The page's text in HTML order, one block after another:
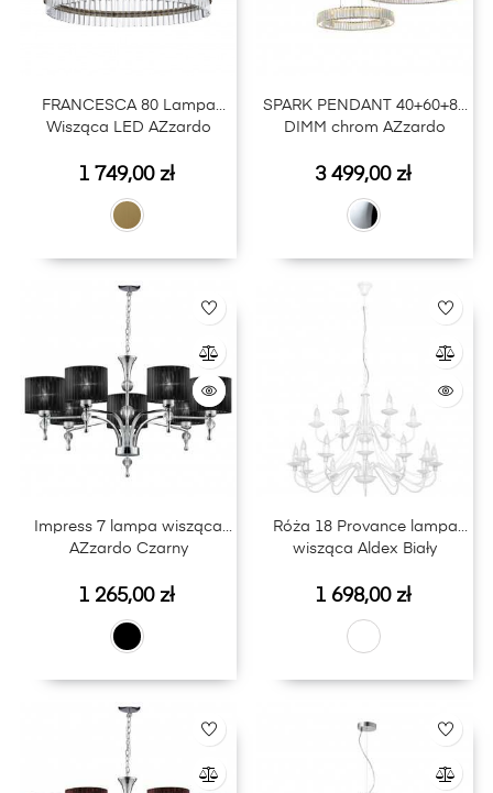
FRANCESCA 80 Lampa
Wisząca LED AZzardo
Cena
1 749,00 zł
SPARK PENDANT 40+60+80
DIMM chrom AZzardo
Cena
3 499,00 zł
Impress 7 lampa wisząca
AZzardo Czarny
Cena
1 265,00 zł
Róża 18 Provance lampa
wisząca Aldex Biały
Cena
1 698,00 zł